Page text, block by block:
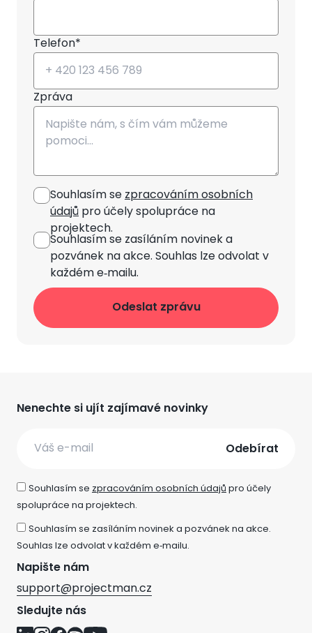
Telefon*
Zpráva
Souhlasím sezpracováním osobních
údajůpro účely spolupráce na
projektech.
Souhlasím se zasíláním novineka
pozvánek na akce. Souhlas lze odvolat v
každém e‑mailu.
Nenechte si ujít zajímavé novinky
Souhlasím sezpracováním osobních údajůpro účely
spolupráce na projektech.
Souhlasím se zasíláním novinek a pozvánek na akce.
Souhlas lze odvolat v každém e‑mailu.
Napište nám
support@projectman.cz
Sledujte nás